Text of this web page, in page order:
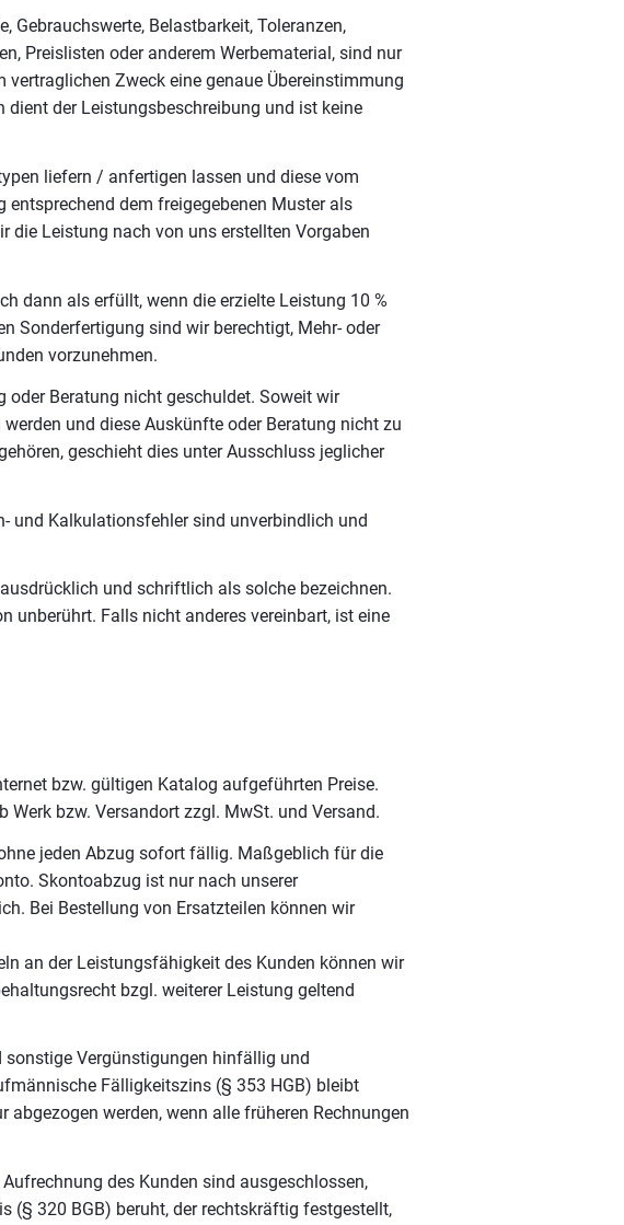
Gebrauchswerte, Belastbarkeit, Toleranzen,
Preislisten oder anderem Werbematerial, sind nur
Zweck eine genaue Übereinstimmung
der Leistungsbeschreibung und ist keine
liefern / anfertigen lassen und diese vom
entsprechend dem freigegebenen Muster als
die Leistung nach von uns erstellten Vorgaben
dann als erfüllt, wenn die erzielte Leistung 10 %
Sonderfertigung sind wir berechtigt, Mehr- oder
vorzunehmen.
oder Beratung nicht geschuldet. Soweit wir
und diese Auskünfte oder Beratung nicht zu
geschieht dies unter Ausschluss jeglicher
und Kalkulationsfehler sind unverbindlich und
und schriftlich als solche bezeichnen.
unberührt. Falls nicht anderes vereinbart, ist eine
bzw. gültigen Katalog aufgeführten Preise.
Werk bzw. Versandort zzgl. MwSt. und Versand.
jeden Abzug sofort fällig. Maßgeblich für die
Skontoabzug ist nur nach unserer
Bei Bestellung von Ersatzteilen können wir
an der Leistungsfähigkeit des Kunden können wir
bzgl. weiterer Leistung geltend
sonstige Vergünstigungen hinfällig und
Fälligkeitszins (§ 353 HGB) bleibt
werden, wenn alle früheren Rechnungen
des Kunden sind ausgeschlossen,
(§ 320 BGB) beruht, der rechtskräftig festgestellt,